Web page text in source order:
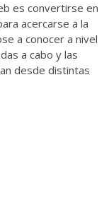
es convertirse en
acercarse a la
a conocer a nivel
a cabo y las
desde distintas